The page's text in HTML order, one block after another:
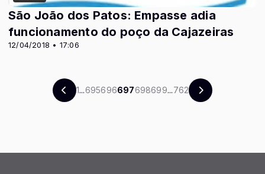
12/04/2018 • 17:06
São João dos Patos: Empasse adia
funcionamento do poço da Cajazeiras
1...695696697698699...762